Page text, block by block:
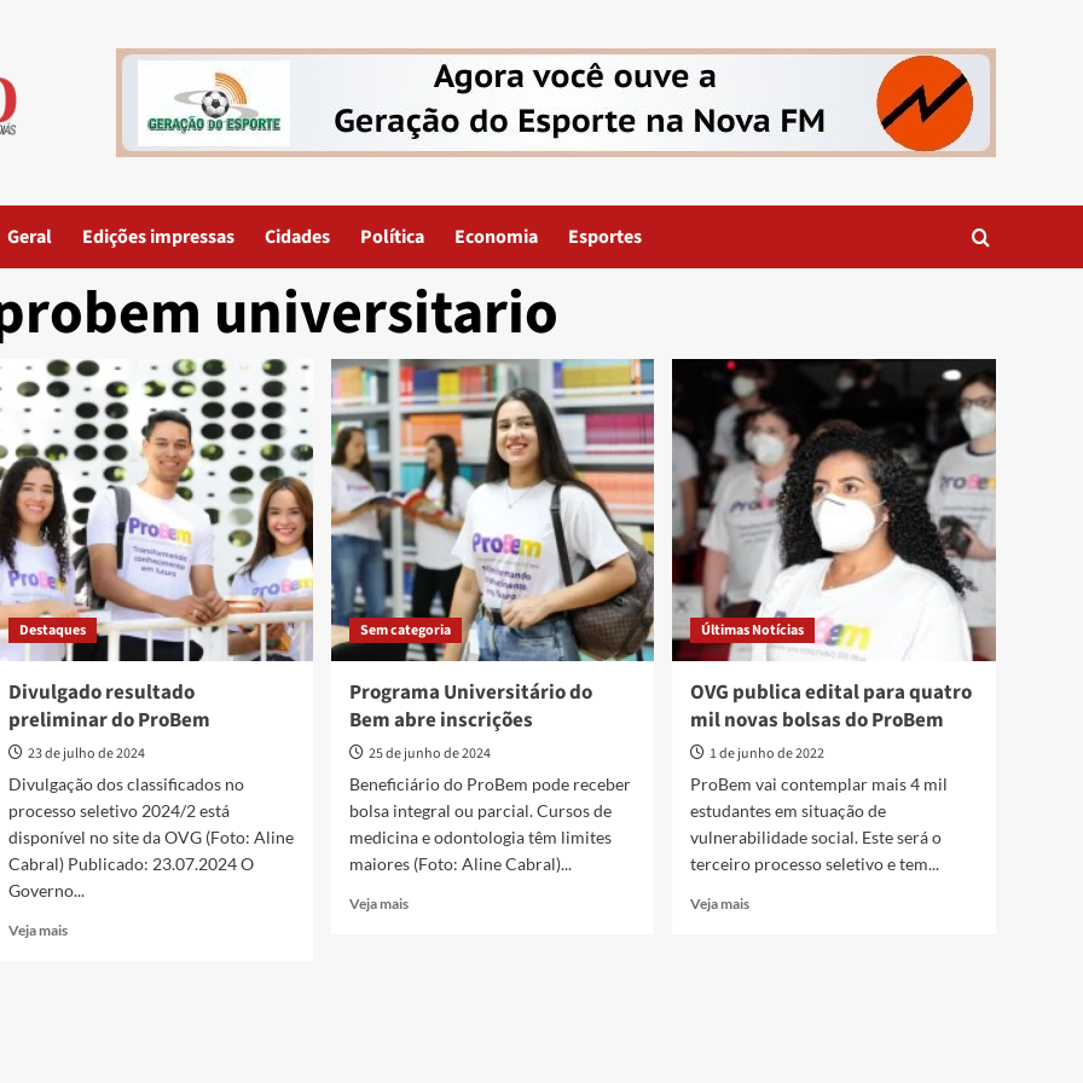
Geral Edições impressas Cidades Política Economia Esportes
universitario
Destaques
Divulgado resultado
preliminar do ProBem
23 de julho de 2024
Divulgação dos classificados no
processo seletivo 2024/2 está
disponível no site da OVG (Foto: Aline
Cabral) Publicado: 23.07.2024 O
Governo...
Veja maisRead
Sem categoria
Programa Universitário do
Bem abre inscrições
25 de junho de 2024
Beneficiário do ProBem pode receber
bolsa integral ou parcial. Cursos de
medicina e odontologia têm limites
maiores (Foto: Aline Cabral)...
Veja maisRead
Últimas Notícias
OVG publica edital para quatro
mil novas bolsas do ProBem
1 de junho de 2022
ProBem vai contemplar mais 4 mil
estudantes em situação de
vulnerabilidade social. Este será o
terceiro processo seletivo e tem...
Veja maisRead